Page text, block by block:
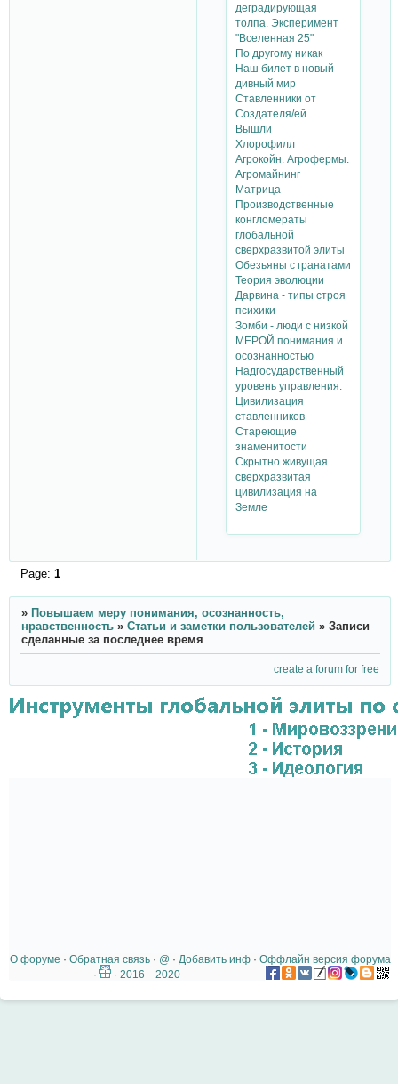
деградирующая
толпа. Эксперимент
"Вселенная 25"
По другому никак
Наш билет в новый
дивный мир
Ставленники от
Создателя/ей
Вышли
Хлорофилл
Агрокойн. Агрофермы.
Агромайнинг
Матрица
Производственные
конгломераты
глобальной
сверхразвитой элиты
Обезьяны с гранатами
Теория эволюции
Дарвина - типы строя
психики
Зомби - люди с низкой
МЕРОЙ понимания и
осознанностью
Надгосударственный
уровень управления.
Цивилизация
ставленников
Стареющие
знаменитости
Скрытно живущая
сверхразвитая
цивилизация на
Земле
Page: 1
» Повышаем меру понимания, осознанность,
нравственность » Статьи и заметки пользователей » Записи
сделанные за последнее время
create a forum for free
О форуме · Обратная связь· @ · Добавить инф· Оффлайн версия форума
·
· 2016—2020